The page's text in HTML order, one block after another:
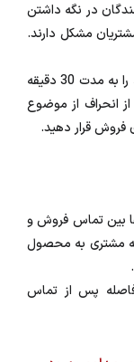
در نگه داشتن
مشکل دارند.
برای نگه داشتن علاقه مشتریان، تماس‌های خود را به مدت 30 دقیقه
انحراف از موضوع
فروش قرار دهید.
بین تماس فروش و
مشتری به محصول
پس از تماس